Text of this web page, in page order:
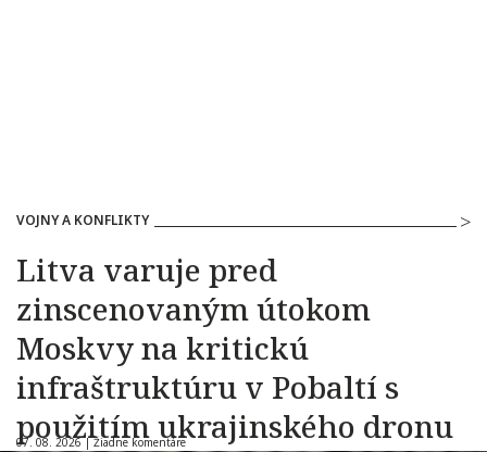
VOJNY A KONFLIKTY
Litva varuje pred
zinscenovaným útokom
Moskvy na kritickú
infraštruktúru v Pobaltí s
použitím ukrajinského dronu
07. 08. 2026 |Žiadne komentáre